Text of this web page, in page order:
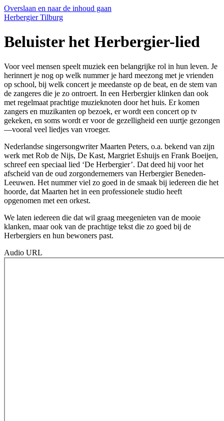
Overslaan en naar de inhoud gaan
Herbergier Tilburg
Beluister het Herbergier-lied
Voor veel mensen speelt muziek een belangrijke rol in hun leven. Je
herinnert je nog op welk nummer je hard meezong met je vrienden
op school, bij welk concert je meedanste op de beat, en de stem van
de zangeres die je zo ontroert. In een Herbergier klinken dan ook
met regelmaat prachtige muzieknoten door het huis. Er komen
zangers en muzikanten op bezoek, er wordt een concert op tv
gekeken, en soms wordt er voor de gezelligheid een uurtje gezongen
—vooral veel liedjes van vroeger.
Nederlandse singersongwriter Maarten Peters, o.a. bekend van zijn
werk met Rob de Nijs, De Kast, Margriet Eshuijs en Frank Boeijen,
schreef een speciaal lied ‘De Herbergier’. Dat deed hij voor het
afscheid van de oud zorgondernemers van Herbergier Beneden-
Leeuwen. Het nummer viel zo goed in de smaak bij iedereen die het
hoorde, dat Maarten het in een professionele studio heeft
opgenomen met een orkest.
We laten iedereen die dat wil graag meegenieten van de mooie
klanken, maar ook van de prachtige tekst die zo goed bij de
Herbergiers en hun bewoners past.
Audio URL